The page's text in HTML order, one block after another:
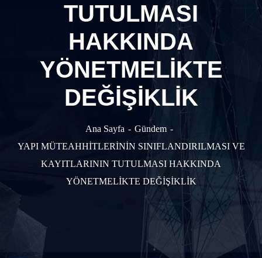
TUTULMASI
HAKKINDA
YÖNETMELİKTE
DEĞİŞİKLİK
Ana Sayfa
Gündem
YAPI MÜTEAHHİTLERİNİN SINIFLANDIRILMASI VE
KAYITLARININ TUTULMASI HAKKINDA
YÖNETMELİKTE DEĞİŞİKLİK